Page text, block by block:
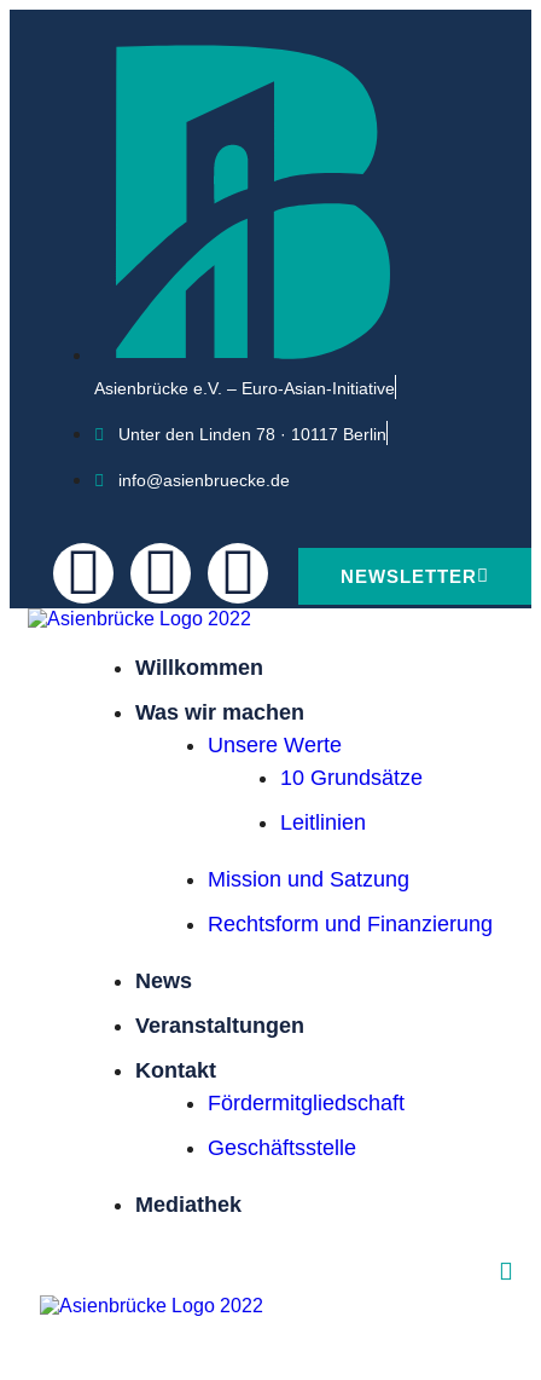
Asienbrücke e.V. – Euro-Asian-Initiative
Unter den Linden 78 · 10117 Berlin
info@asienbruecke.de
NEWSLETTER
Willkommen
Was wir machen
Unsere Werte
10 Grundsätze
Leitlinien
Mission und Satzung
Rechtsform und Finanzierung
News
Veranstaltungen
Kontakt
Förder­mitgliedschaft
Geschäftsstelle
Mediathek